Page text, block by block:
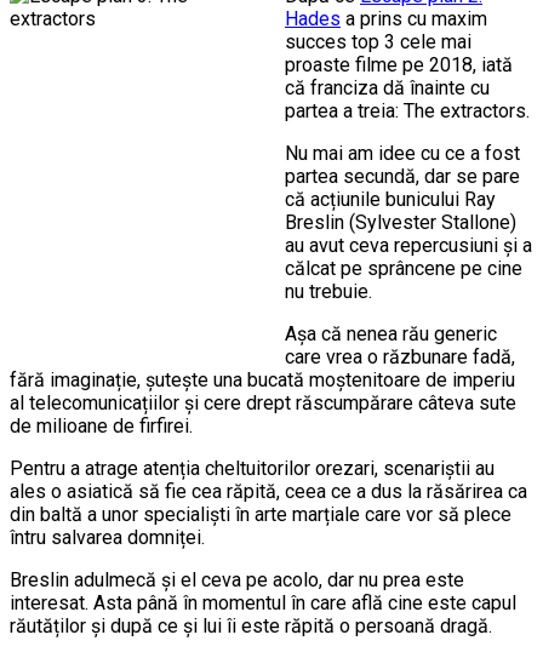
Hades a prins cu maxim
succes top 3 cele mai
proaste filme pe 2018, iată
că franciza dă înainte cu
partea a treia: The extractors.
Nu mai am idee cu ce a fost
partea secundă, dar se pare
că acțiunile bunicului Ray
Breslin (Sylvester Stallone)
au avut ceva repercusiuni și a
călcat pe sprâncene pe cine
nu trebuie.
Așa că nenea rău generic
care vrea o răzbunare fadă,
fără imaginație, șutește una bucată moștenitoare de imperiu
al telecomunicațiilor și cere drept răscumpărare câteva sute
de milioane de firfirei.
Pentru a atrage atenția cheltuitorilor orezari, scenariștii au
ales o asiatică să fie cea răpită, ceea ce a dus la răsărirea ca
din baltă a unor specialiști în arte marțiale care vor să plece
întru salvarea domniței.
Breslin adulmecă și el ceva pe acolo, dar nu prea este
interesat. Asta până în momentul în care află cine este capul
răutăților și după ce și lui îi este răpită o persoană dragă.